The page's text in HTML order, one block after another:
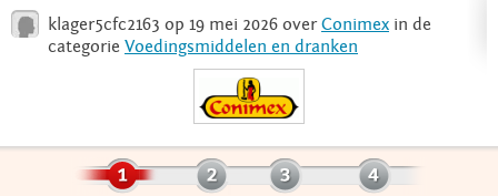
Login
klager5cfc2163 op 19 mei 2026 overConimex in de
categorie Voedingsmiddelen en dranken